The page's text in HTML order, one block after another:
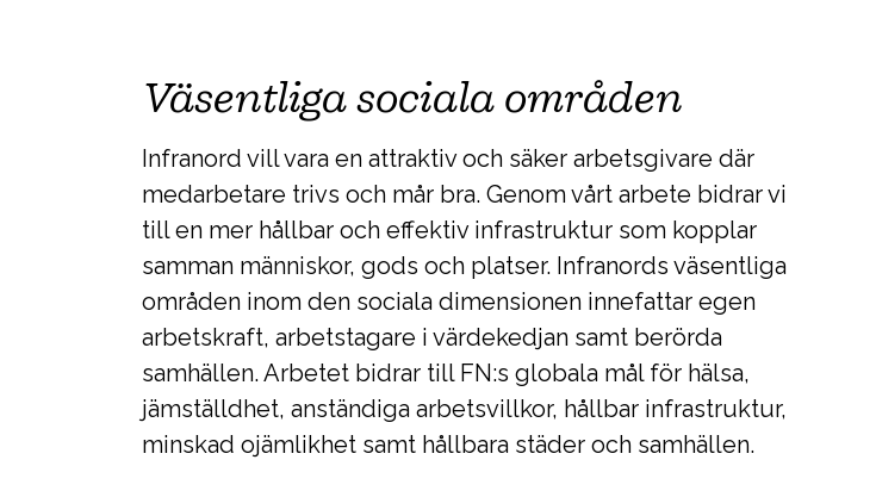
Väsentliga sociala områden
Infranord vill vara en attraktiv och säker arbetsgivare där
medarbetare trivs och mår bra. Genom vårt arbete bidrar vi
till en mer hållbar och effektiv infrastruktur som kopplar
samman människor, gods och platser. Infranords väsentliga
områden inom den sociala dimensionen innefattar egen
arbetskraft, arbetstagare i värdekedjan samt berörda
samhällen. Arbetet bidrar till FN:s globala mål för hälsa,
jämställdhet, anständiga arbetsvillkor, hållbar infrastruktur,
minskad ojämlikhet samt hållbara städer och samhällen.